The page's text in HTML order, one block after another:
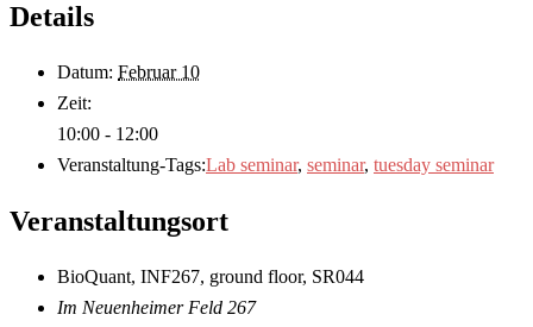
Details
Datum: Februar 10
Zeit:
10:00 - 12:00
Veranstaltung-Tags:Lab seminar, seminar, tuesday seminar
Veranstaltungsort
BioQuant, INF267, ground floor, SR044
Im Neuenheimer Feld 267